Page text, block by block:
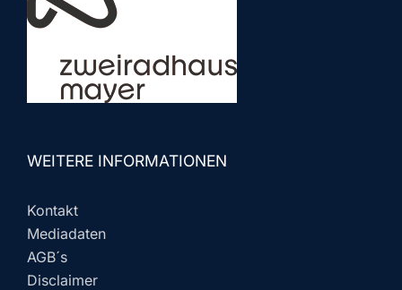
WEITERE INFORMATIONEN
Kontakt
Mediadaten
AGB´s
Disclaimer